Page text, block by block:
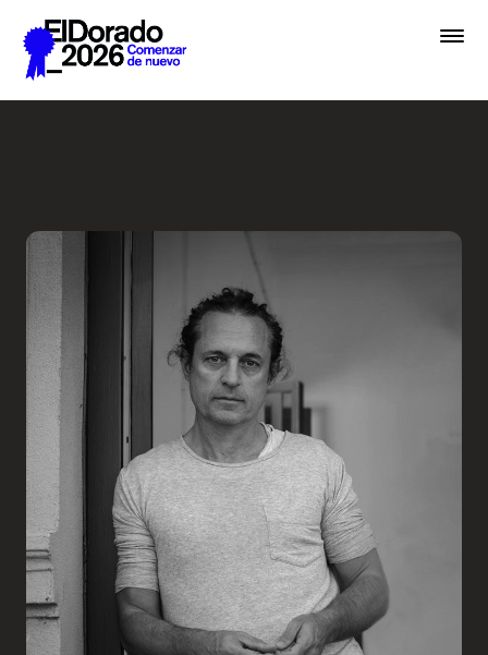
Saltar al contenido principal
Academias
Archivo
Inscribir
Boletería